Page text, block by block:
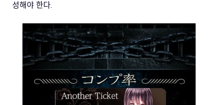
성해야 한다.